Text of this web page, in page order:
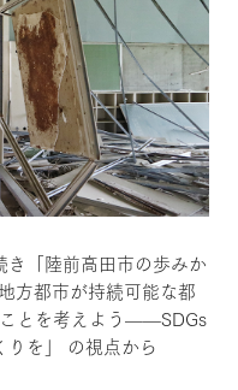
「陸前高田市の歩みか
方都市が持続可能な都
とを考えよう——SDGs
を」 の視点から